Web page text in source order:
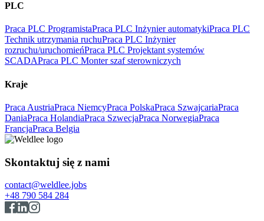
PLC
Praca PLC ProgramistaPraca PLC Inżynier automatykiPraca PLC
Technik utrzymania ruchuPraca PLC Inżynier
rozruchu/uruchomieńPraca PLC Projektant systemów
SCADAPraca PLC Monter szaf sterowniczych
Kraje
Praca AustriaPraca NiemcyPraca PolskaPraca SzwajcariaPraca
DaniaPraca HolandiaPraca SzwecjaPraca NorwegiaPraca
FrancjaPraca Belgia
Skontaktuj się z nami
contact@weldlee.jobs
+48 790 584 284